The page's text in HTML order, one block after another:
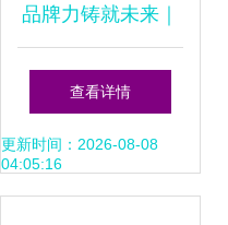
品牌力铸就未来｜
北京天一恒业管理
咨询，以体系化思
查看详情
更新时间：2026-08-08
04:05:16